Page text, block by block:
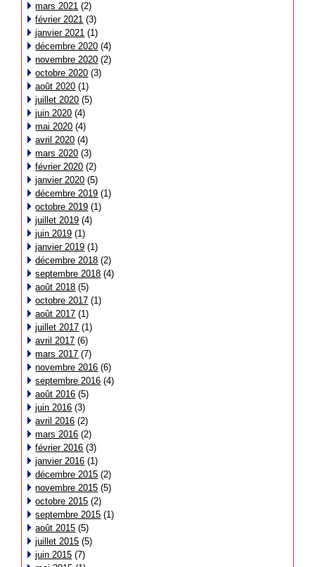
mars 2021 (2)
février 2021 (3)
janvier 2021 (1)
décembre 2020 (4)
novembre 2020 (2)
octobre 2020 (3)
août 2020 (1)
juillet 2020 (5)
juin 2020 (4)
mai 2020 (4)
avril 2020 (4)
mars 2020 (3)
février 2020 (2)
janvier 2020 (5)
décembre 2019 (1)
octobre 2019 (1)
juillet 2019 (4)
juin 2019 (1)
janvier 2019 (1)
décembre 2018 (2)
septembre 2018 (4)
août 2018 (5)
octobre 2017 (1)
août 2017 (1)
juillet 2017 (1)
avril 2017 (6)
mars 2017 (7)
novembre 2016 (6)
septembre 2016 (4)
août 2016 (5)
juin 2016 (3)
avril 2016 (2)
mars 2016 (2)
février 2016 (3)
janvier 2016 (1)
décembre 2015 (2)
novembre 2015 (5)
octobre 2015 (2)
septembre 2015 (1)
août 2015 (5)
juillet 2015 (5)
juin 2015 (7)